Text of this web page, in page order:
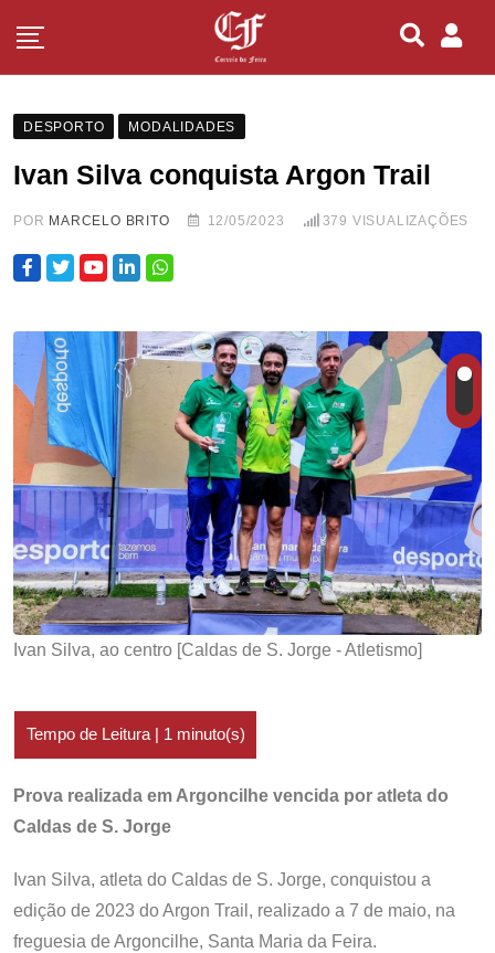
DESPORTO MODALIDADES
Ivan Silva conquista Argon Trail
POR MARCELO BRITO 12/05/2023 379 VISUALIZAÇÕES
Ivan Silva, ao centro [Caldas de S. Jorge - Atletismo]
Prova realizada em Argoncilhe vencida por atleta do
Caldas de S. Jorge
Ivan Silva, atleta do Caldas de S. Jorge, conquistou a
edição de 2023 do Argon Trail, realizado a 7 de maio, na
freguesia de Argoncilhe, Santa Maria da Feira.